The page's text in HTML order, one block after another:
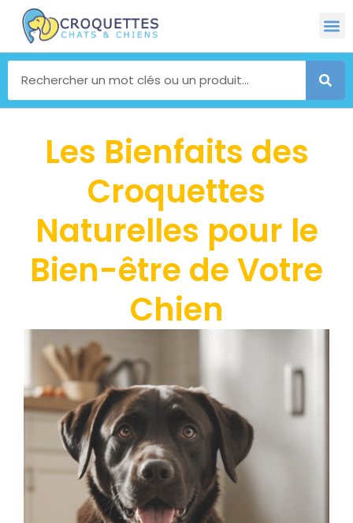
Les Bienfaits des
Croquettes
Naturelles pour le
Bien-être de Votre
Chien